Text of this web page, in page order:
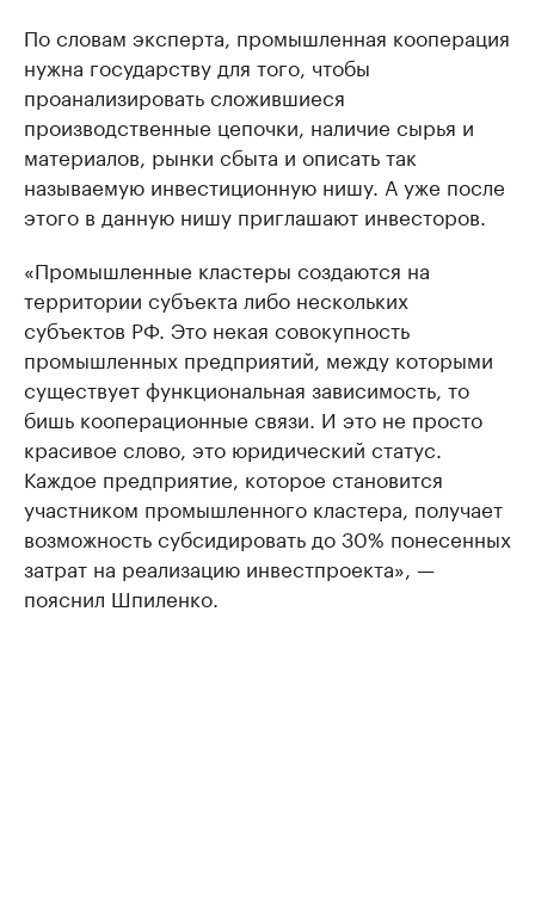
По словам эксперта, промышленная кооперация
нужна государству для того, чтобы
проанализировать сложившиеся
производственные цепочки, наличие сырья и
материалов, рынки сбыта и описать так
называемую инвестиционную нишу. А уже после
этого в данную нишу приглашают инвесторов.
«Промышленные кластеры создаются на
территории субъекта либо нескольких
субъектов РФ. Это некая совокупность
промышленных предприятий, между которыми
существует функциональная зависимость, то
бишь кооперационные связи. И это не просто
красивое слово, это юридический статус.
Каждое предприятие, которое становится
участником промышленного кластера, получает
возможность субсидировать до 30% понесенных
затрат на реализацию инвестпроекта», —
пояснил Шпиленко.